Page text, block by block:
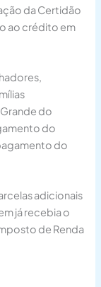
da Certidão
ao crédito em
do
do
do
adicionais
já recebia o
de Renda